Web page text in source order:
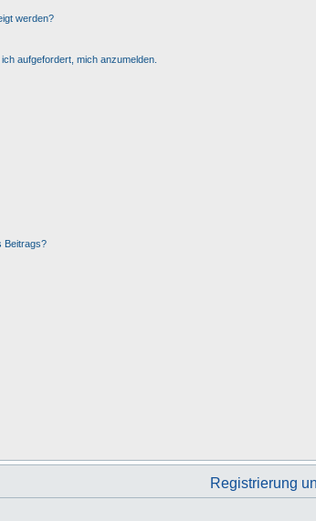
werden?
aufgefordert, mich anzumelden.
Beitrags?
Registrierung